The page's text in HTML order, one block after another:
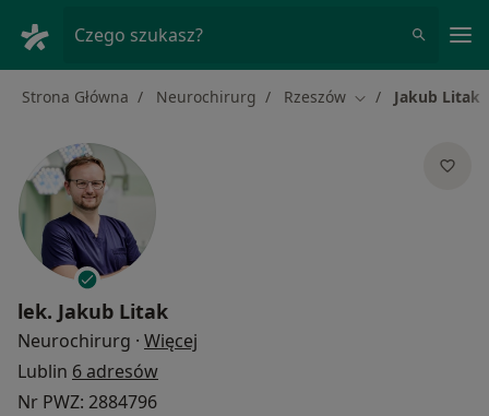
Czego szukasz?
Strona Główna Neurochirurg Rzeszów Zmień miasto
Jakub Litak
lek. Jakub Litak
Neurochirurg · Więcej
Lublin 6 adresów
Nr PWZ: 2884796